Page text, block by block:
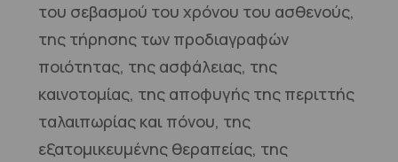
του σεβασμού του χρόνου του ασθενούς,
της τήρησης των προδιαγραφών
ποιότητας, της ασφάλειας, της
καινοτομίας, της αποφυγής της περιττής
ταλαιπωρίας και πόνου, της
εξατομικευμένης θεραπείας, της